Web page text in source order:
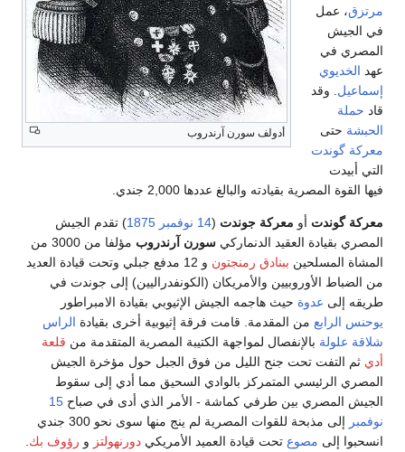
أدولف سورن آرندروب
مرتزق، عمل
في الجيش
المصري في
عهد الخديوي
إسماعيل . وقد
قاد حملة
الحبشة حتى
معركة گوندت
التي أبيدت
فيها القوة المصرية بقيادته والبالغ عددها 2,000 جندي.
معركة گوندت أو معركة جوندت (14 نوفمبر 1875) تقدم الجيش
المصري بقيادة العقيد الدنماركي سورن آرندروب
مؤلفا من 3000 من
المشاة المسلحين ببنادق رمنجتون
و 12 مدفع جبلي وتحت قيادة العديد
من الضباط الأوروبيين والأمريكان (الكونفدراليين) إلى جوندت في
طريقه إلى عدوة حيث هاجمه الجيش الإثيوبي بقيادة الامبراطور
يوحنس الرابع من المقدمة. قامت فرقة إثيوبية أخرى بقيادة الراس
شلاقة علولة بالإنفصال لمواجهة الكتيبة المصرية المتقدمة من قلعة
أدي ثم التفت تحت جنح الليل من فوق الجبل حول مؤخرة الجيش
المصري الرئيسي المتمركز بالوادي السحيق مما أدي إلى سقوط
الجيش المصري بين طرفي كماشة - الأمر الذي أدى في صباح 15
نوفمبر
إلى مذبحة للقوات المصرية لم ينج منها سوى نحو 300 جندي
انسحبوا إلى مصوع تحت قيادة العميد الأمريكي دورنهولتز و رؤوف بك